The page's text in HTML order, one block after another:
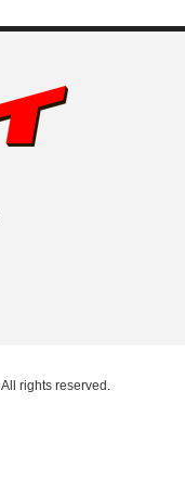
All rights reserved.